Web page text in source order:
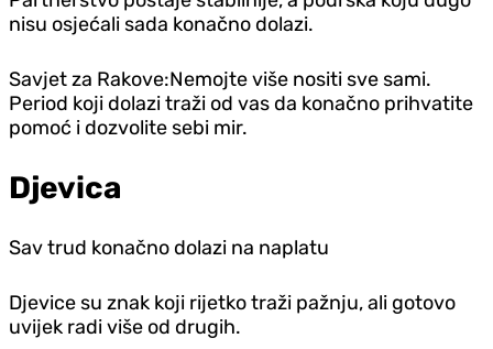
nisu osjećali sada konačno dolazi.
Savjet za Rakove:Nemojte više nositi sve sami.
Period koji dolazi traži od vas da konačno prihvatite
pomoć i dozvolite sebi mir.
Djevica
Sav trud konačno dolazi na naplatu
Djevice su znak koji rijetko traži pažnju, ali gotovo
uvijek radi više od drugih.